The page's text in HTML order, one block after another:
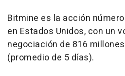
Bitmine es la acción
en Estados Unidos, con un
negociación de 816
(promedio de 5 días).